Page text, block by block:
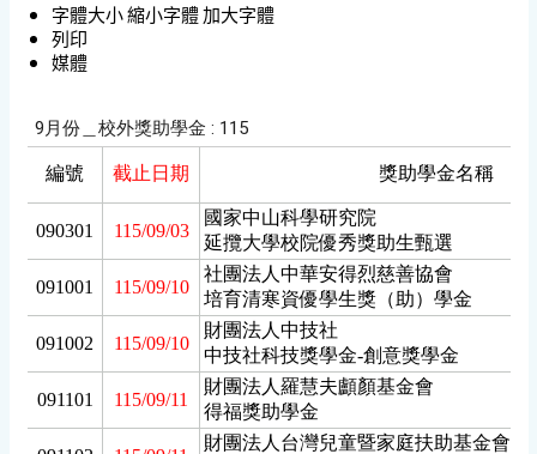
字體大小縮小字體加大字體
列印
媒體